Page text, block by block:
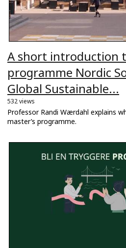
A short introduction
programme Nordic
Global Sustainable...
532 views
Professor Randi Wærdahl explains
master’s programme.